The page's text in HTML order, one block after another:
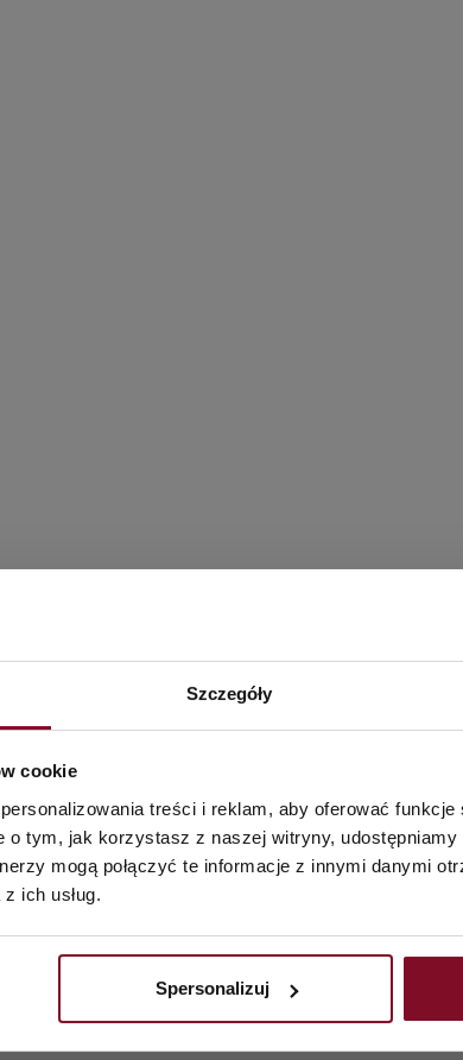
Szczegóły
cookie
treści i reklam, aby oferować funkcje
o tym, jak korzystasz z naszej witryny, udostępniamy
mogą połączyć te informacje z innymi danymi
ich usług.
Spersonalizuj